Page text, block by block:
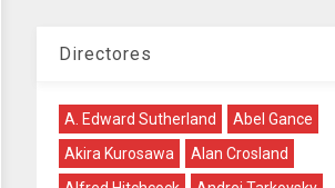
Directores
A. Edward Sutherland
Abel Gance
Akira Kurosawa
Alan Crosland